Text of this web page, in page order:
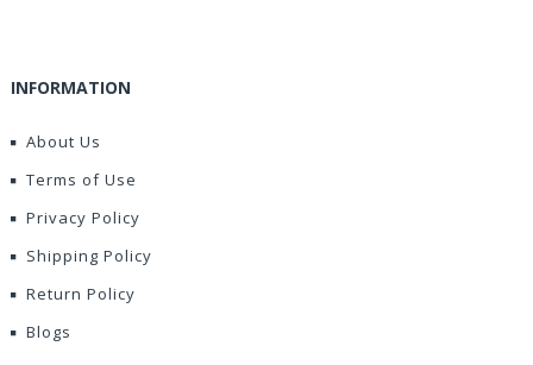
INFORMATION
About Us
Terms of Use
Privacy Policy
Shipping Policy
Return Policy
Blogs